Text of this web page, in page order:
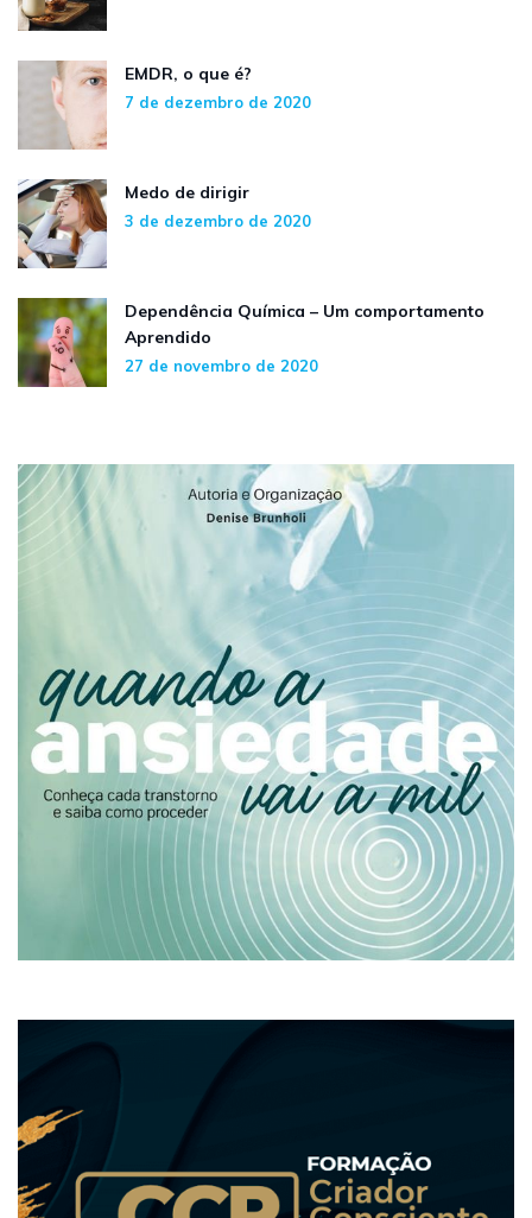
EMDR, o que é?
7 de dezembro de 2020
Medo de dirigir
3 de dezembro de 2020
Dependência Química – Um comportamento
Aprendido
27 de novembro de 2020